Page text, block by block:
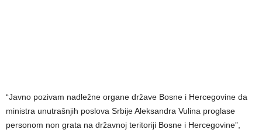
“Javno pozivam nadležne organe države Bosne i Hercegovine da
ministra unutrašnjih poslova Srbije Aleksandra Vulina proglase
personom non grata na državnoj teritoriji Bosne i Hercegovine”,